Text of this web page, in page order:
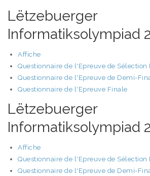
Lëtzebuerger
Informatiksolympiad
Affiche
Questionnaire de l'Epreuve de
Questionnaire de l'Epreuve de Demi-
Questionnaire de l'Epreuve Finale
Lëtzebuerger
Informatiksolympiad
Affiche
Questionnaire de l'Epreuve de
Questionnaire de l'Epreuve de Demi-